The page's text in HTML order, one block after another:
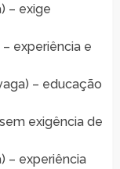
– exige
– experiência e
– educação
exigência de
– experiência